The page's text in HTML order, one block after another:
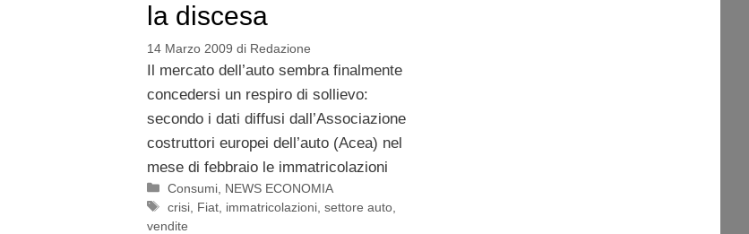
la discesa
14 Marzo 2009 di Redazione
Il mercato dell’auto sembra finalmente
concedersi un respiro di sollievo:
secondo i dati diffusi dall’Associazione
costruttori europei dell’auto (Acea) nel
mese di febbraio le immatricolazioni
Categorie
Consumi NEWS ECONOMIA
Tag
crisi Fiat immatricolazioni ,settore auto
vendite